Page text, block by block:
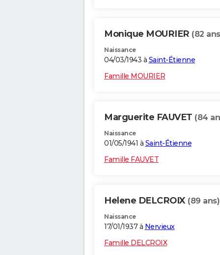
Monique MOURIER (82
Naissance
04/03/1943 à Saint-Étienne
Famille MOURIER
Marguerite FAUVET (84
Naissance
01/05/1941 à Saint-Étienne
Famille FAUVET
Helene DELCROIX (89 ans)
Naissance
17/01/1937 à Nervieux
Famille DELCROIX